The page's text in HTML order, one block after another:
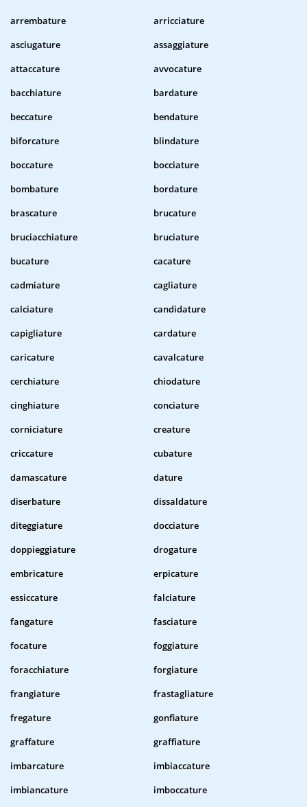
arrembature
arricciature
asciugature
assaggiature
attaccature
avvocature
bacchiature
bardature
beccature
bendature
biforcature
blindature
boccature
bocciature
bombature
bordature
brascature
brucature
bruciacchiature
bruciature
bucature
cacature
cadmiature
cagliature
calciature
candidature
capigliature
cardature
caricature
cavalcature
cerchiature
chiodature
cinghiature
conciature
corniciature
creature
criccature
cubature
damascature
dature
diserbature
dissaldature
diteggiature
docciature
doppieggiature
drogature
embricature
erpicature
essiccature
falciature
fangature
fasciature
focature
foggiature
foracchiature
forgiature
frangiature
frastagliature
fregature
gonfiature
graffature
graffiature
imbarcature
imbiaccature
imbiancature
imboccature